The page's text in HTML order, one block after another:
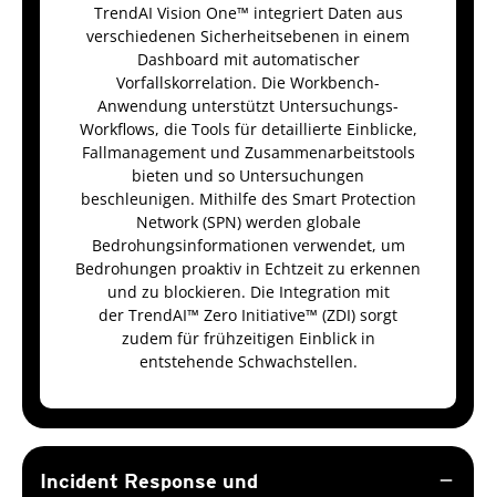
TrendAI Vision One™ integriert Daten aus
verschiedenen Sicherheitsebenen in einem
Dashboard mit automatischer
Vorfallskorrelation. Die Workbench-
Anwendung unterstützt Untersuchungs-
Workflows, die Tools für detaillierte Einblicke,
Fallmanagement und Zusammenarbeitstools
bieten und so Untersuchungen
beschleunigen. Mithilfe des Smart Protection
Network (SPN) werden globale
Bedrohungsinformationen verwendet, um
Bedrohungen proaktiv in Echtzeit zu erkennen
und zu blockieren. Die Integration mit
der TrendAI™ Zero Initiative™ (ZDI) sorgt
zudem für frühzeitigen Einblick in
entstehende Schwachstellen.
Incident Response und
remove